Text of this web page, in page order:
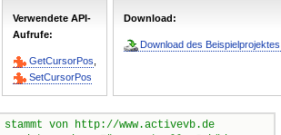
Verwendete API-
Aufrufe:
GetCursorPos
SetCursorPos
Download:
Download des